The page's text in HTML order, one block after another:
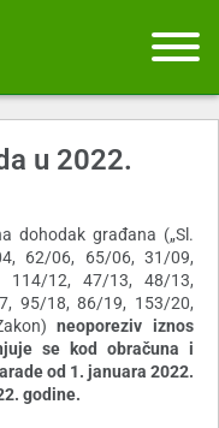
u 2022.
dohodak građana („Sl.
62/06, 65/06, 31/09,
12, 47/13, 48/13,
95/18, 86/19, 153/20,
neoporeziv iznos
se kod obračuna i
od 1. januara 2022.
godine.